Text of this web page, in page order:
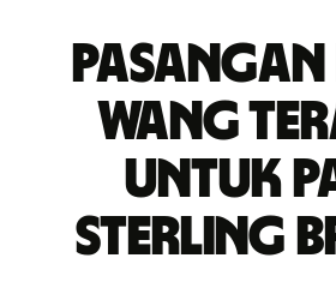
wang
untuk
sterling